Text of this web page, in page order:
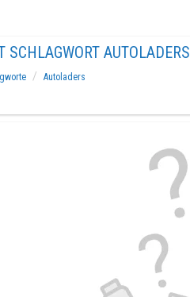
SCHLAGWORT AUTOLADERS
Autoladers